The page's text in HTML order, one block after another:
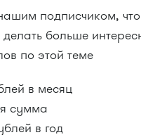
подписчиком,
больше
по этой теме
в месяц
сумма
в год